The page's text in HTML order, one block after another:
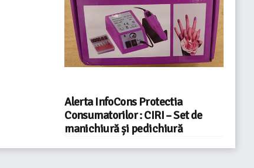
Alerta InfoCons Protectia
Consumatorilor : CIRI – Set de
manichiură și pedichiură